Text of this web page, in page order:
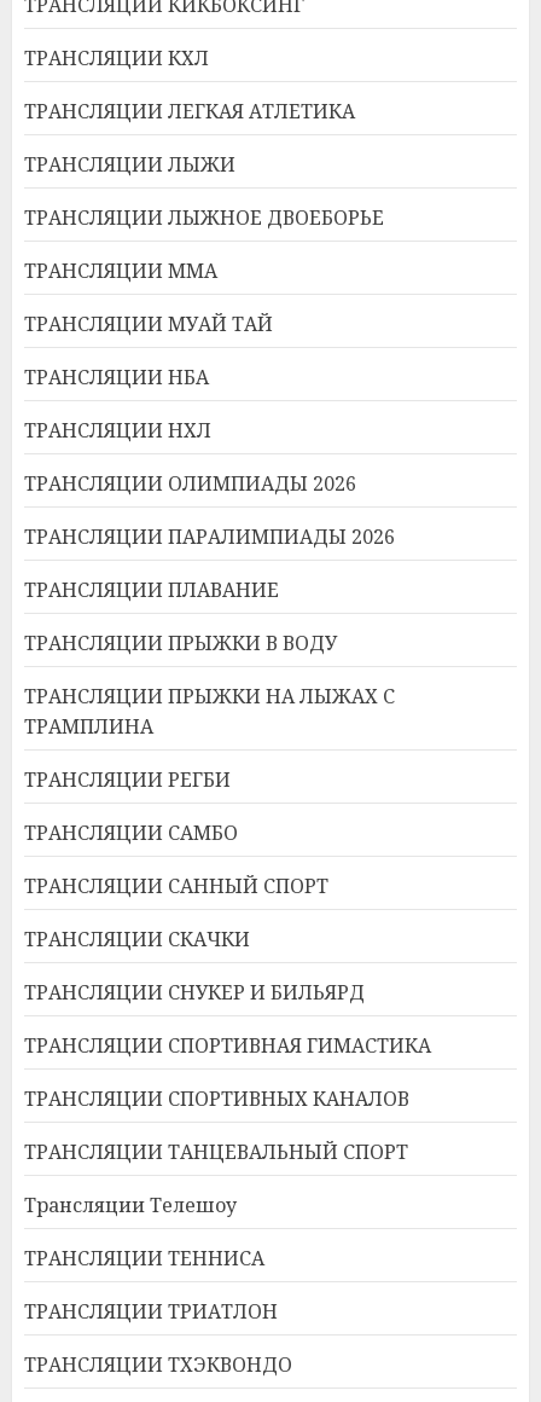
ТРАНСЛЯЦИИ КХЛ
ТРАНСЛЯЦИИ ЛЕГКАЯ АТЛЕТИКА
ТРАНСЛЯЦИИ ЛЫЖИ
ТРАНСЛЯЦИИ ЛЫЖНОЕ ДВОЕБОРЬЕ
ТРАНСЛЯЦИИ ММА
ТРАНСЛЯЦИИ МУАЙ ТАЙ
ТРАНСЛЯЦИИ НБА
ТРАНСЛЯЦИИ НХЛ
ТРАНСЛЯЦИИ ОЛИМПИАДЫ 2026
ТРАНСЛЯЦИИ ПАРАЛИМПИАДЫ 2026
ТРАНСЛЯЦИИ ПЛАВАНИЕ
ТРАНСЛЯЦИИ ПРЫЖКИ В ВОДУ
ТРАНСЛЯЦИИ ПРЫЖКИ НА ЛЫЖАХ С
ТРАМПЛИНА
ТРАНСЛЯЦИИ РЕГБИ
ТРАНСЛЯЦИИ САМБО
ТРАНСЛЯЦИИ САННЫЙ СПОРТ
ТРАНСЛЯЦИИ СКАЧКИ
ТРАНСЛЯЦИИ СНУКЕР И БИЛЬЯРД
ТРАНСЛЯЦИИ СПОРТИВНАЯ ГИМАСТИКА
ТРАНСЛЯЦИИ СПОРТИВНЫХ КАНАЛОВ
ТРАНСЛЯЦИИ ТАНЦЕВАЛЬНЫЙ СПОРТ
Трансляции Телешоу
ТРАНСЛЯЦИИ ТЕННИСА
ТРАНСЛЯЦИИ ТРИАТЛОН
ТРАНСЛЯЦИИ ТХЭКВОНДО